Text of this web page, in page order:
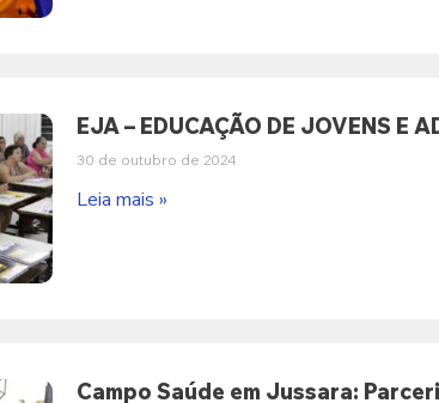
EJA – EDUCAÇÃO DE JOVENS E
30 de outubro de 2024
Leia mais »
Campo Saúde em Jussara: